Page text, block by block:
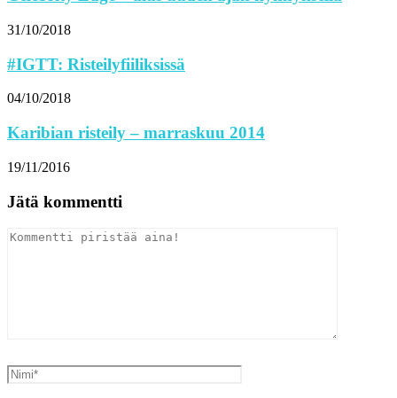
31/10/2018
#IGTT: Risteilyfiiliksissä
04/10/2018
Karibian risteily – marraskuu 2014
19/11/2016
Jätä kommentti